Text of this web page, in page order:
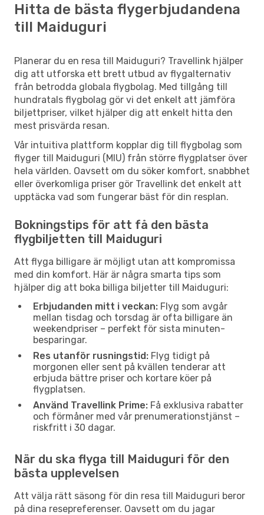
Hitta de bästa flygerbjudandena
till Maiduguri
Planerar du en resa till Maiduguri? Travellink hjälper
dig att utforska ett brett utbud av flygalternativ
från betrodda globala flygbolag. Med tillgång till
hundratals flygbolag gör vi det enkelt att jämföra
biljettpriser, vilket hjälper dig att enkelt hitta den
mest prisvärda resan.
Vår intuitiva plattform kopplar dig till flygbolag som
flyger till Maiduguri (MIU) från större flygplatser över
hela världen. Oavsett om du söker komfort, snabbhet
eller överkomliga priser gör Travellink det enkelt att
upptäcka vad som fungerar bäst för din resplan.
Bokningstips för att få den bästa
flygbiljetten till Maiduguri
Att flyga billigare är möjligt utan att kompromissa
med din komfort. Här är några smarta tips som
hjälper dig att boka billiga biljetter till Maiduguri:
Erbjudanden mitt i veckan: Flyg som avgår
mellan tisdag och torsdag är ofta billigare än
weekendpriser – perfekt för sista minuten-
besparingar.
Res utanför rusningstid: Flyg tidigt på
morgonen eller sent på kvällen tenderar att
erbjuda bättre priser och kortare köer på
flygplatsen.
Använd Travellink Prime: Få exklusiva rabatter
och förmåner med vår prenumerationstjänst –
riskfritt i 30 dagar.
När du ska flyga till Maiduguri för den
bästa upplevelsen
Att välja rätt säsong för din resa till Maiduguri beror
på dina resepreferenser. Oavsett om du jagar